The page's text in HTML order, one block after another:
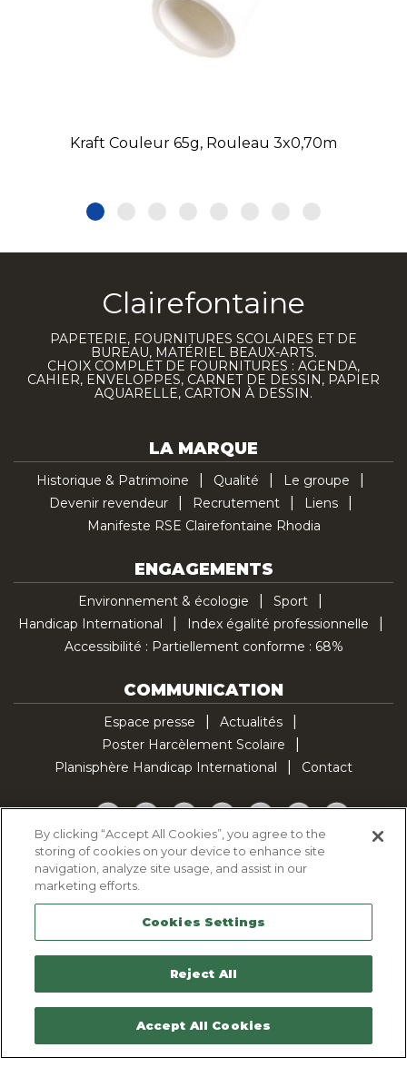
Kraft Couleur 65g, Rouleau 3x0,70m
Clairefontaine
PAPETERIE, FOURNITURES SCOLAIRES ET DE
BUREAU, MATÉRIEL BEAUX-ARTS.
CHOIX COMPLET DE FOURNITURES : AGENDA,
CAHIER, ENVELOPPES, CARNET DE DESSIN, PAPIER
AQUARELLE, CARTON À DESSIN.
LA MARQUE
Historique & Patrimoine Qualité
Le groupe
Devenir revendeur
Recrutement
Liens
Manifeste RSE Clairefontaine Rhodia
ENGAGEMENTS
Environnement & écologie
Sport
Handicap International
Index égalité professionnelle
Accessibilité : Partiellement conforme : 68%
COMMUNICATION
Espace presse
Actualités
Poster Harcèlement Scolaire
Planisphère Handicap International
Contact
Facebook
TwitterYouTubePinterestInstagramLinkedInTikTok
Politique d'utilisation des cookies
Politique de confidentialité
Mentions légales
Plan du site
Contactez-nous
By clicking “Accept All Cookies”, you agree to the
storing of cookies on your device to enhance site
navigation, analyze site usage, and assist in our
marketing efforts.
Cookies Settings
Reject All
Accept All Cookies